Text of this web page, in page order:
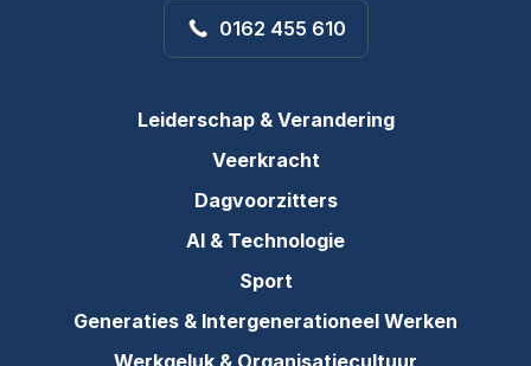
0162 455 610
Leiderschap & Verandering
Veerkracht
Dagvoorzitters
AI & Technologie
Sport
Generaties & Intergenerationeel Werken
Werkgeluk & Organisatiecultuur